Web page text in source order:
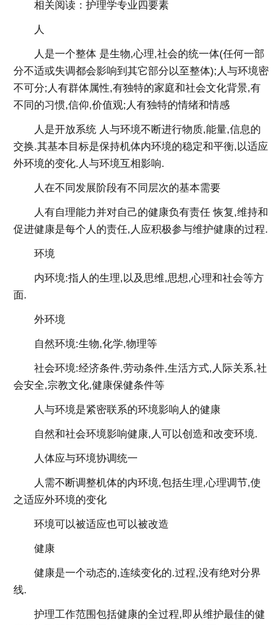
相关阅读：护理学专业四要素
人
人是一个整体 是生物,心理,社会的统一体(任何一部
分不适或失调都会影响到其它部分以至整体);人与环境密
不可分;人有群体属性,有独特的家庭和社会文化背景,有
不同的习惯,信仰,价值观;人有独特的情绪和情感
人是开放系统 人与环境不断进行物质,能量,信息的
交换.其基本目标是保持机体内环境的稳定和平衡,以适应
外环境的变化.人与环境互相影响.
人在不同发展阶段有不同层次的基本需要
人有自理能力并对自己的健康负有责任 恢复,维持和
促进健康是每个人的责任,人应积极参与维护健康的过程.
环境
内环境:指人的生理,以及思维,思想,心理和社会等方
面.
外环境
自然环境:生物,化学,物理等
社会环境:经济条件,劳动条件,生活方式,人际关系,社
会安全,宗教文化,健康保健条件等
人与环境是紧密联系的环境影响人的健康
自然和社会环境影响健康,人可以创造和改变环境.
人体应与环境协调统一
人需不断调整机体的内环境,包括生理,心理调节,使
之适应外环境的变化
环境可以被适应也可以被改造
健康
健康是一个动态的,连续变化的.过程,没有绝对分界
线.
护理工作范围包括健康的全过程,即从维护最佳的健